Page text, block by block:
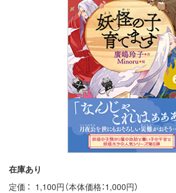
在庫あり
定価
1,100円（本体価格：1,000円）